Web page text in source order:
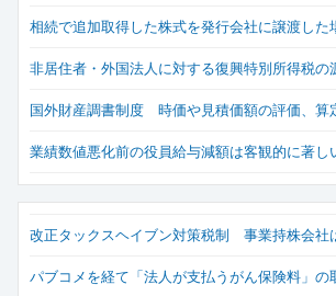
相続で追加取得した株式を発行会社に譲渡し
非居住者・外国法人に対する復興特別所得税
国外財産調書制度 時価や見積価額の評価、
業績数値悪化前の役員給与減額は客観的に著
改正タックスヘイブン対策税制 事業持株会
パブコメを経て「法人が支払うがん保険料」